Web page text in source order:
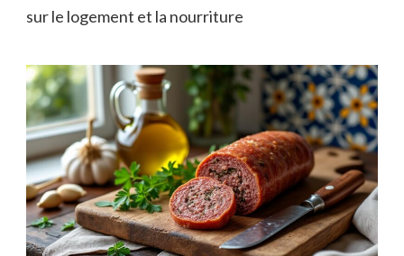
sur le logement et la nourriture